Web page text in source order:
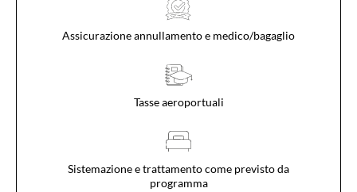
Assicurazione annullamento e medico/bagaglio
Tasse aeroportuali
Sistemazione e trattamento come previsto da
programma